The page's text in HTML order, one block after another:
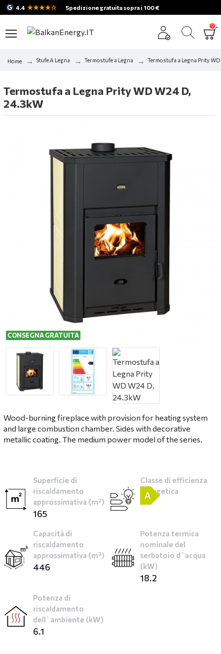
4.4 ★★★★☆ Spedizione gratuita sopra i 100 €
0
Home Stufe A Legna Termostufe a Legna Termostufa a Legna Prity
Termostufa a Legna Prity WD W24 D,
24.3kW
CONSEGNA GRATUITA
Wood-burning fireplace with provision for heating system
and large combustion chamber. Sides with decorative
metallic coating. The medium power model of the series.
Superficie di
riscaldamento
approssimativa (m²)
165
Classe di efficienza
energetica
A
Capacità di
riscaldamento
approssimativa (m³)
446
Potenza termica
nominale del
serbatoio d`acqua
(kW)
18.2
Potenza di
riscaldamento
dell`ambiente (kW)
6.1